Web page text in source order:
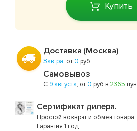
Купить
Доставка (Москва)
Завтра, от 0 руб.
Самовывоз
С 9 августа, от 0 руб в 2365
Сертификат дилера.
Простой возврат и обмен товара.
Гарантия 1 год